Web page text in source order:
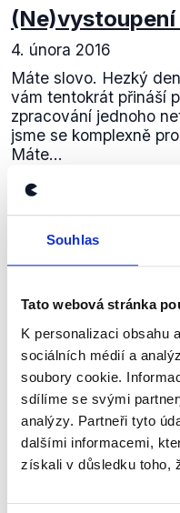
Souhlas
Tato webová stránka
K personalizaci obsahu
sociálních médií a
soubory cookie.
sdílíme se svými
analýzy. Partneři tyto
dalšími informacemi,
získali v důsledku toho,
(Ne)vystoupení
4. února 2016
Máte slovo. Hezký
vám tentokrát přináší
zpracování jednoho
jsme se komplexně
Máte...
Číst dál
Přihlaste se k
newsletteru nebo
kanálu, kde
shrnutí
Začněte nás
přehled o tom,